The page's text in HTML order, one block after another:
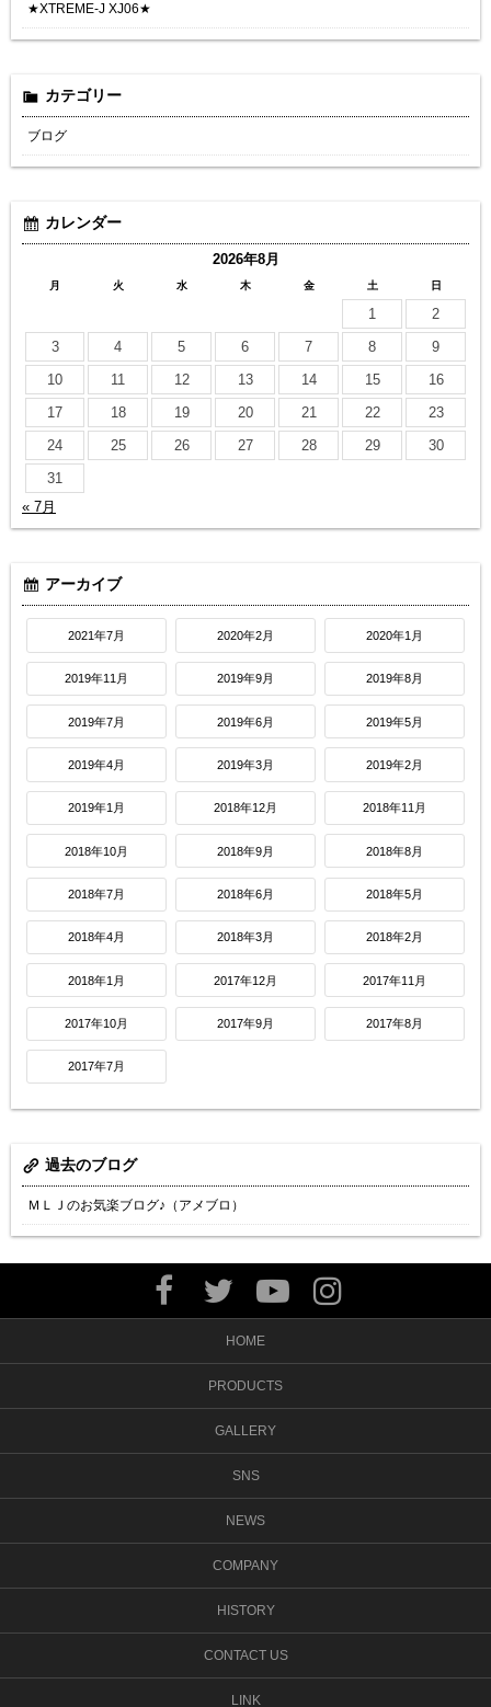
★XTREME-J XJ06★
カテゴリー
ブログ
カレンダー
2026年8月
月 火 水 木 金 土 日
1
2
3
4 5 6 7 8
9
10
11 12 13 14 15
16
17
18 19 20 21 22
23
24
25 26 27 28 29
30
31
« 7月
アーカイブ
2021年7月 2020年2月 2020年1月
2019年11月 2019年9月 2019年8月
2019年7月 2019年6月 2019年5月
2019年4月 2019年3月 2019年2月
2019年1月 2018年12月 2018年11月
2018年10月 2018年9月 2018年8月
2018年7月 2018年6月 2018年5月
2018年4月 2018年3月 2018年2月
2018年1月 2017年12月 2017年11月
2017年10月 2017年9月 2017年8月
2017年7月
過去のブログ
ＭＬＪのお気楽ブログ♪（アメブロ）
HOME
PRODUCTS
GALLERY
SNS
NEWS
COMPANY
HISTORY
CONTACT US
LINK